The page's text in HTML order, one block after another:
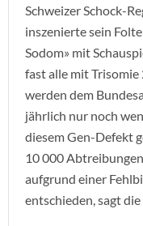
Schweizer Schock-
inszenierte sein
Sodom» mit
fast alle mit Trisomie
werden dem
jährlich nur noch
diesem Gen-Defekt
10 000
aufgrund einer
entschieden, sagt